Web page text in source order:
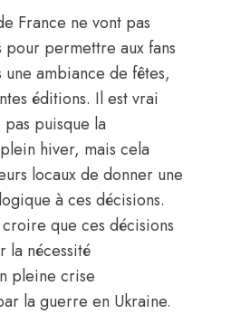
France ne vont pas
pour permettre aux fans
une ambiance de fêtes,
éditions. Il est vrai
puisque la
hiver, mais cela
locaux de donner une
à ces décisions.
que ces décisions
la nécessité
pleine crise
la guerre en Ukraine.